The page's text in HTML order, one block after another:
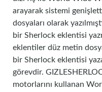
arayarak sistemi
dosyaları olarak
bir Sherlock eklentisi
eklentiler düz metin
bir Sherlock eklentisi
görevdir.
motorlarını kullanan